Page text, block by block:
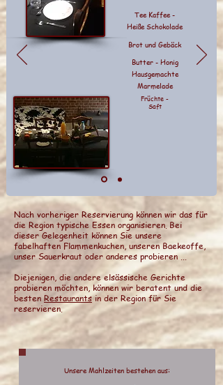
Tee Kaffee -
Heiße Schokolade
Brot und Gebäck
Butter - Honig
Hausgemachte
Marmelade
Früchte -
Saft
Nach vorheriger Reservierung können wir das für
die Region typische Essen organisieren. Bei
dieser Gelegenheit können Sie unsere
fabelhaften Flammenkuchen, unseren Baekeoffe,
unser Sauerkraut oder anderes probieren ...
Diejenigen, die andere elsässische Gerichte
probieren möchten, können wir beratent und die
besten Restaurantsin der Region für Sie
reservieren.
Unsere Mahlzeiten bestehen aus: